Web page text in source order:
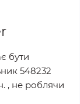
бути
548232
, не роблячи